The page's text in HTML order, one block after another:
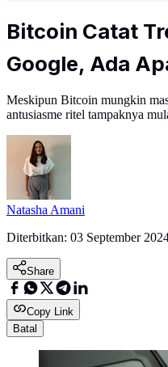
Bitcoin Catat
Google, Ada
Meskipun Bitcoin mungkin
antusiasme ritel tampaknya
Natasha Amani
Diterbitkan: 03 September
Share
Copy Link
Batal